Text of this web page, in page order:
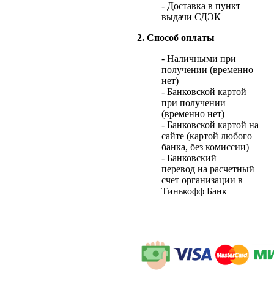
- Доставка в пункт
выдачи СДЭК
2. Способ оплаты
- Наличными при
получении (временно
нет)
- Банковской картой
при получении
(временно нет)
- Банковской картой на
сайте (картой любого
банка, без комиссии)
- Банковский
перевод на расчетный
счет организации в
Тинькофф Банк